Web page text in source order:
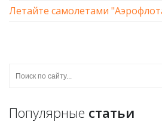
Летайте самолетами
Популярные статьи